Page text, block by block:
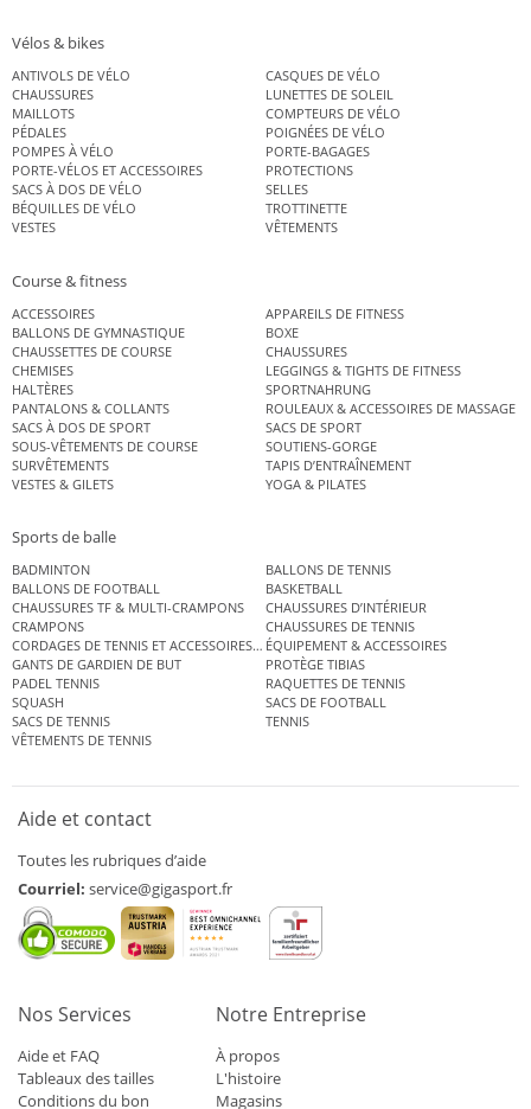
Vélos & bikes
ANTIVOLS DE VÉLO
CASQUES DE VÉLO
CHAUSSURES
LUNETTES DE SOLEIL
MAILLOTS
COMPTEURS DE VÉLO
PÉDALES
POIGNÉES DE VÉLO
POMPES À VÉLO
PORTE-BAGAGES
PORTE-VÉLOS ET ACCESSOIRES
PROTECTIONS
SACS À DOS DE VÉLO
SELLES
BÉQUILLES DE VÉLO
TROTTINETTE
VESTES
VÊTEMENTS
Course & fitness
ACCESSOIRES
APPAREILS DE FITNESS
BALLONS DE GYMNASTIQUE
BOXE
CHAUSSETTES DE COURSE
CHAUSSURES
CHEMISES
LEGGINGS & TIGHTS DE FITNESS
HALTÈRES
SPORTNAHRUNG
PANTALONS & COLLANTS
ROULEAUX & ACCESSOIRES DE MASSAGE
SACS À DOS DE SPORT
SACS DE SPORT
SOUS-VÊTEMENTS DE COURSE
SOUTIENS-GORGE
SURVÊTEMENTS
TAPIS D’ENTRAÎNEMENT
VESTES & GILETS
YOGA & PILATES
Sports de balle
BADMINTON
BALLONS DE TENNIS
BALLONS DE FOOTBALL
BASKETBALL
CHAUSSURES TF & MULTI-CRAMPONS
CHAUSSURES D’INTÉRIEUR
CRAMPONS
CHAUSSURES DE TENNIS
CORDAGES DE TENNIS ET ACCESSOIRES DE TENNISÉQUIPEMENT & ACCESSOIRES
GANTS DE GARDIEN DE BUT
PROTÈGE TIBIAS
PADEL TENNIS
RAQUETTES DE TENNIS
SQUASH
SACS DE FOOTBALL
SACS DE TENNIS
TENNIS
VÊTEMENTS DE TENNIS
Aide et contact
Toutes les rubriques d’aide
Courriel: service@gigasport.fr
Nos Services
Aide et FAQ
Tableaux des tailles
Conditions du bon
Notre Entreprise
À propos
L'histoire
Magasins